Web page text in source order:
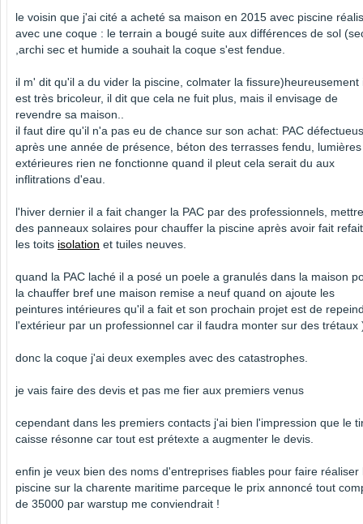
le voisin que j'ai cité a acheté sa maison en 2015 avec piscine
avec une coque : le terrain a bougé suite aux différences de sol
,archi sec et humide a souhait la coque s'est fendue.
il m' dit qu'il a du vider la piscine, colmater la fissure)heureusement
est très bricoleur, il dit que cela ne fuit plus, mais il envisage de
revendre sa maison..
il faut dire qu'il n'a pas eu de chance sur son achat: PAC
après une année de présence, béton des terrasses fendu, lumières
extérieures rien ne fonctionne quand il pleut cela serait du aux
inflitrations d'eau.
l'hiver dernier il a fait changer la PAC par des professionnels, mettre
des panneaux solaires pour chauffer la piscine après avoir fait refait
les toits isolation et tuiles neuves.
quand la PAC laché il a posé un poele a granulés dans la maison
la chauffer bref une maison remise a neuf quand on ajoute les
peintures intérieures qu'il a fait et son prochain projet est de
l'extérieur par un professionnel car il faudra monter sur des trétaux
donc la coque j'ai deux exemples avec des catastrophes.
je vais faire des devis et pas me fier aux premiers venus
cependant dans les premiers contacts j'ai bien l'impression que le
caisse résonne car tout est prétexte a augmenter le devis.
enfin je veux bien des noms d'entreprises fiables pour faire réaliser
piscine sur la charente maritime parceque le prix annoncé tout
de 35000 par warstup me conviendrait !